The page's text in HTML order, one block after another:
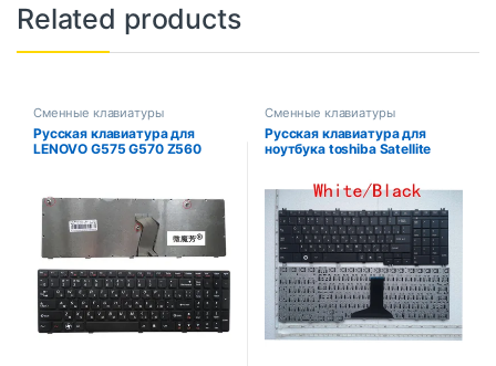
Related products
Сменные клавиатуры
Русская клавиатура для
LENOVO G575 G570 Z560
G575GL G575GX G780 G770
Сменные клавиатуры
Русская клавиатура для
ноутбука toshiba Satellite
L750 L755 L670 L650 L655
L670 L770 L775 L775D RU